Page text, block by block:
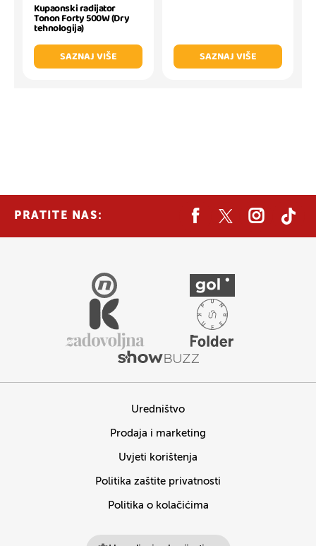
Kupaonski radijator
Tonon Forty 500W (Dry
tehnologija)
SAZNAJ VIŠE
SAZNAJ VIŠE
PRATITE NAS:
Uredništvo
Prodaja i marketing
Uvjeti korištenja
Politika zaštite privatnosti
Politika o kolačićima